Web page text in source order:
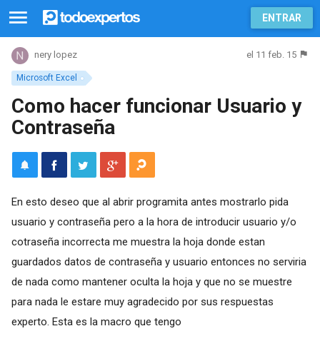
ENTRAR
Microsoft Excel
nery lopez el 11 feb. 15
Como hacer funcionar Usuario y
Contraseña
En esto deseo que al abrir programita antes mostrarlo pida
usuario y contraseña pero a la hora de introducir usuario y/o
cotraseña incorrecta me muestra la hoja donde estan
guardados datos de contraseña y usuario entonces no serviria
de nada como mantener oculta la hoja y que no se muestre
para nada le estare muy agradecido por sus respuestas
experto. Esta es la macro que tengo